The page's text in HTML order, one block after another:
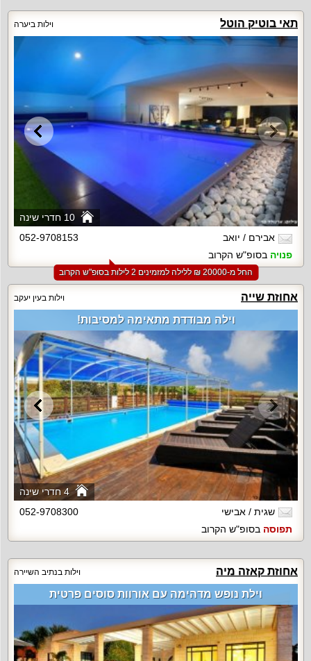
תאי בוטיק הוטל וילות ביערה
10 חדרי שינה
אבירם / יואב
052-9708153
פנויה בסופ"ש הקרוב
החל מ-‏20000 ₪ ללילה למזמינים 2 לילות בסופ"ש הקרוב
אחוזת שייה וילות בעין יעקב
4 חדרי שינה
וילה מבודדת מתאימה למסיבות!
שגית / אבישי
052-9708300
תפוסה בסופ"ש הקרוב
אחוזת קאזה מיה וילות בנתיב השיירה
וילת נופש מדהימה עם אורוות סוסים פרטית